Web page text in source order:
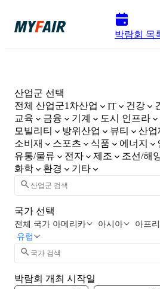
박람회 목
산업군 선택
전체 산업군1차산업 IT 건강
교육
금융 기계 도시 인프라
모빌리티
방위산업 뷰티 산업
소비재
스포츠 식품 에너지
유통/물류
전자 제조 조선/해
화학
환경 기타
국가 선택
전체 국가 아메리카 아시아 아프
유럽
박람회 개최 시작일